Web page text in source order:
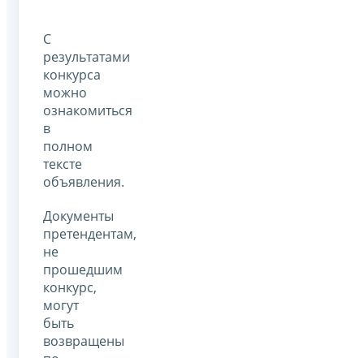
С
результатами
конкурса
можно
ознакомиться
в
полном
тексте
объявления.
Документы
претендентам,
не
прошедшим
конкурс,
могут
быть
возвращены